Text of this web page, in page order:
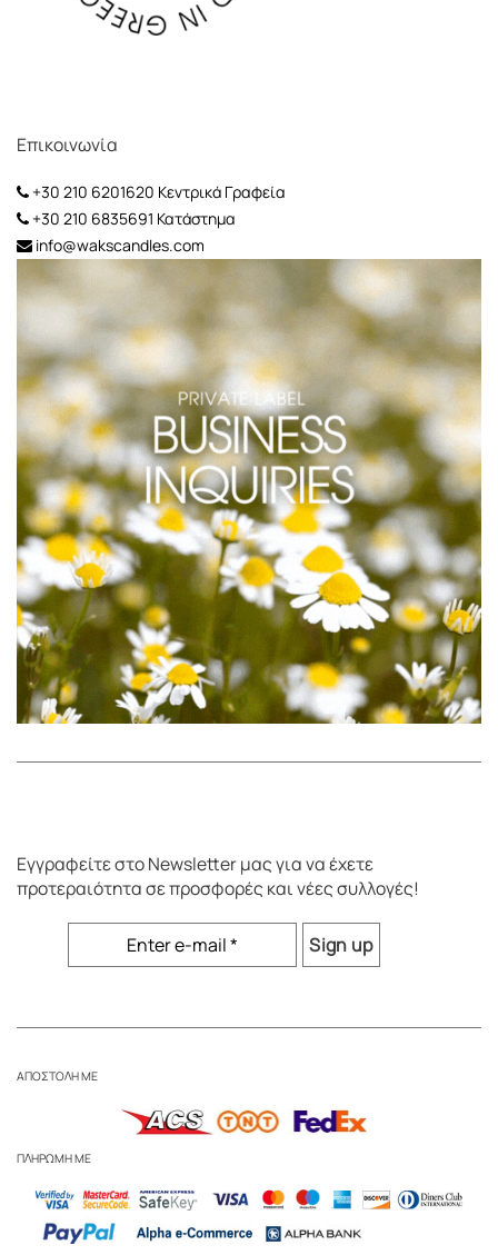
Επικοινωνία
+30 210 6201620 Κεντρικά Γραφεία
+30 210 6835691 Κατάστημα
info@wakscandles.com
Εγγραφείτε στοNewsletterμας για να έχετε
προτεραιότητα σε προσφορές και νέες συλλογές!
ΑΠΟΣΤΟΛΗ ΜΕ
ΠΛΗΡΩΜΗ ΜΕ